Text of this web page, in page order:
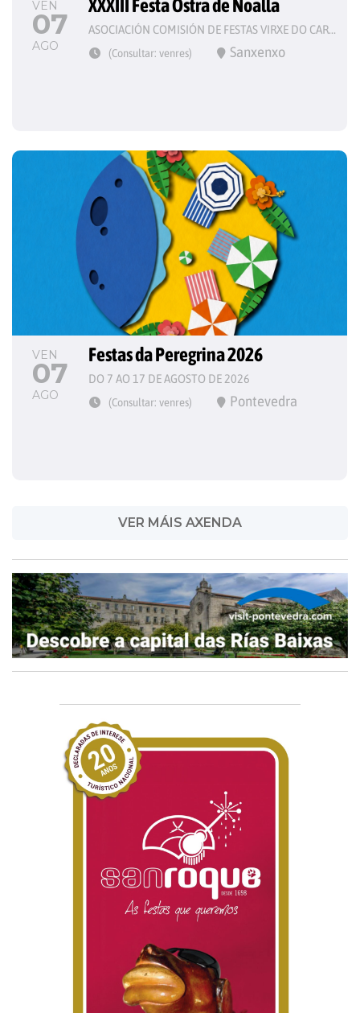
VEN
07
AGO
XXXIII Festa Ostra de Noalla
ASOCIACIÓN COMISIÓN DE FESTAS VIRXE DO CARME
(Consultar: venres) Sanxenxo
VEN
07
AGO
Festas da Peregrina 2026
DO 7 AO 17 DE AGOSTO DE 2026
(Consultar: venres) Pontevedra
VER MÁIS AXENDA